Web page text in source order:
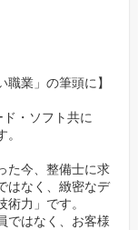
。
せるのではなく、
の一時金を完備。
地」です。
ないための「最強
職業」の筆頭に】
・ソフト共に
た今、整備士に求
はなく、緻密なデ
力」です。
ではなく、お客様